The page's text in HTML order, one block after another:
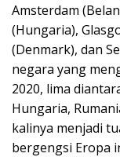
Amsterdam
(Hungaria),
(Denmark), dan
negara yang
2020, lima
Hungaria,
kalinya menjadi
bergengsi Eropa